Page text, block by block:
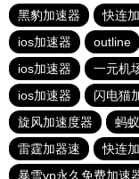
黑豹加速器
快连
ios加速器
outline
ios加速器
一元机
ios加速器
闪电猫
旋风加速度器
蚂
雷霆加器速
快连
暴雪vp永久免费加速